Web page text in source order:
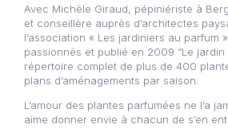
Avec Michèle Giraud, pépiniériste à
et conseillère auprès d’architectes
l’association « Les jardiniers au parfum
passionnés et publié en 2009 “Le jardin
répertoire complet de plus de 400
plans d’aménagements par saison.
L’amour des plantes parfumées ne l’a
aime donner envie à chacun de s’en